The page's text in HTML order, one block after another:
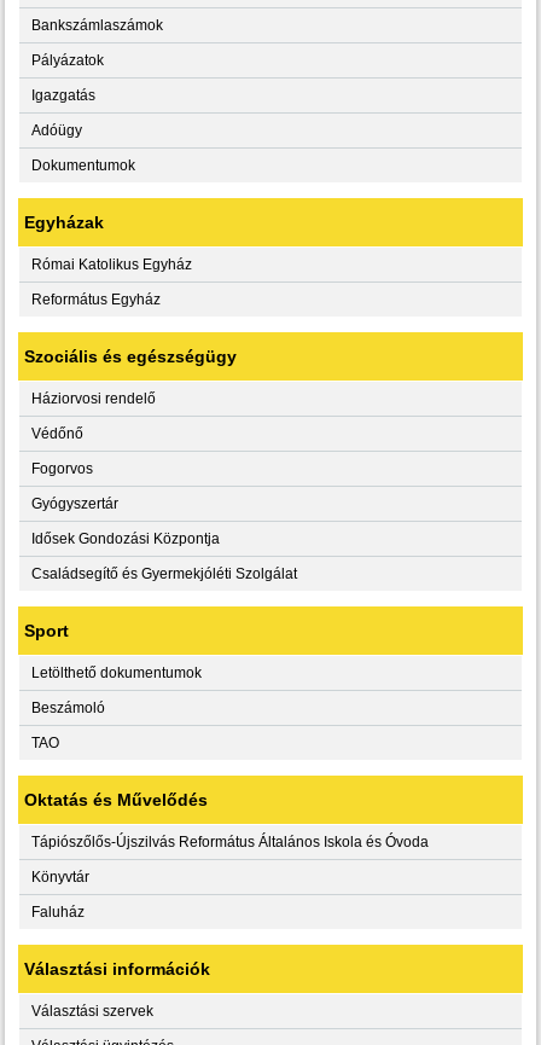
Bankszámlaszámok
Pályázatok
Igazgatás
Adóügy
Dokumentumok
Egyházak
Római Katolikus Egyház
Református Egyház
Szociális és egészségügy
Háziorvosi rendelő
Védőnő
Fogorvos
Gyógyszertár
Idősek Gondozási Központja
Családsegítő és Gyermekjóléti Szolgálat
Sport
Letölthető dokumentumok
Beszámoló
TAO
Oktatás és Művelődés
Tápiószőlős-Újszilvás Református Általános Iskola és Óvoda
Könyvtár
Faluház
Választási információk
Választási szervek